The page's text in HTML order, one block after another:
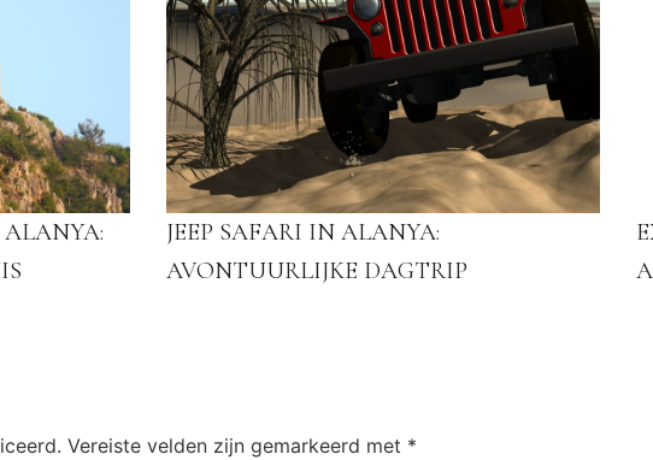
ALANYA:
JEEP SAFARI IN ALANYA:
AVONTUURLIJKE DAGTRIP
Vereiste velden zijn gemarkeerd met *